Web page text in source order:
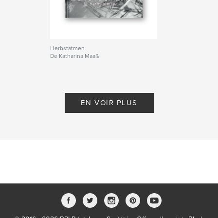
24
Date de publication:déc 08, 2025
Mots-clésHerbstatmen
De Katharina Maaß
EN VOIR PLUS